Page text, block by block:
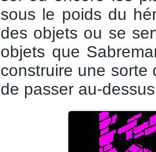
sous le poids du
des objets ou se
objets que
construire une sorte
de passer au-